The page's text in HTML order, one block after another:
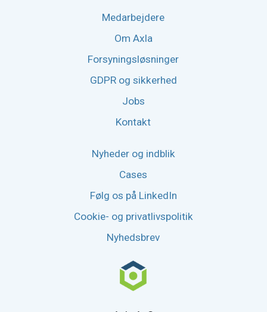
Medarbejdere
Om Axla
Forsyningsløsninger
GDPR og sikkerhed
Jobs
Kontakt
Nyheder og indblik
Cases
Følg os på LinkedIn
Cookie- og privatlivspolitik
Nyhedsbrev